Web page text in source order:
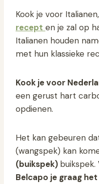
Kook je voor
recept en je zal op
Italianen houden
met hun klassieke
Kook je voor
een gerust hart
opdienen.
Het kan gebeuren
(wangspek) kan
(buikspek) buikspek.
Belcapo je graag